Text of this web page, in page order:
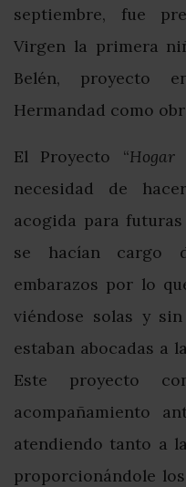
septiembre, fue
Virgen la primera
Belén, proyecto
Hermandad como
El Proyecto “Hogar
necesidad de
acogida para
se hacían cargo
embarazos por lo
viéndose solas y
estaban abocadas a
Este proyecto
acompañamiento
atendiendo tanto a
proporcionándole